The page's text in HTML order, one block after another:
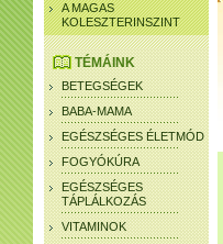
A MAGAS
KOLESZTERINSZINT
TÉMÁINK
BETEGSÉGEK
BABA-MAMA
EGÉSZSÉGES ÉLETMÓD
FOGYÓKÚRA
EGÉSZSÉGES
TÁPLÁLKOZÁS
VITAMINOK